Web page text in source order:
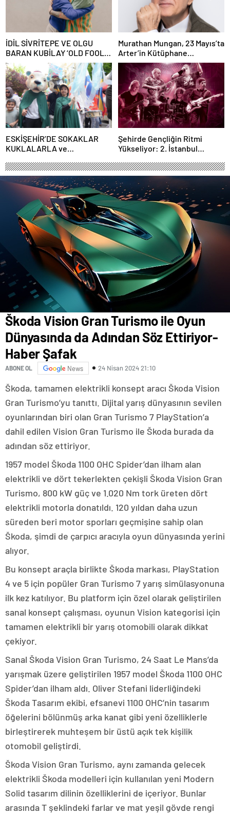
İDİL SİVRİTEPE VE OLGU
BARAN KUBİLAY ‘OLD FOOLS’
İLE TÜRSAK VAKFI İÇİN
SAHNEDE!
Murathan Mungan, 23 Mayıs’ta
Arter’in Kütüphane
Söyleşileri’ne Konuk Oluyor!
ESKİŞEHİR’DE SOKAKLAR
KUKLALARLA ve
RENKLENİYOR!
Şehirde Gençliğin Ritmi
Yükseliyor: 2. İstanbul
Mayıs’ta Kentin Dört Bir
Yanında!
Škoda Vision Gran Turismo ile Oyun
Dünyasında da Adından Söz Ettiriyor-
Haber Şafak
ABONE OL News 24 Nisan 2024 21:10
Škoda, tamamen elektrikli konsept aracı Škoda Vision
Gran Turismo’yu tanıttı. Dijital yarış dünyasının sevilen
oyunlarından biri olan Gran Turismo 7 PlayStation’a
dahil edilen Vision Gran Turismo ile Škoda burada da
adından söz ettiriyor.
1957 model Škoda 1100 OHC Spider’dan ilham alan
elektrikli ve dört tekerlekten çekişli Škoda Vision Gran
Turismo, 800 kW güç ve 1.020 Nm tork üreten dört
elektrikli motorla donatıldı. 120 yıldan daha uzun
süreden beri motor sporları geçmişine sahip olan
Škoda, şimdi de çarpıcı aracıyla oyun dünyasında yerini
alıyor.
Bu konsept araçla birlikte Škoda markası, PlayStation
4 ve 5 için popüler Gran Turismo 7 yarış simülasyonuna
ilk kez katılıyor. Bu platform için özel olarak geliştirilen
sanal konsept çalışması, oyunun Vision kategorisi için
tamamen elektrikli bir yarış otomobili olarak dikkat
çekiyor.
Sanal Škoda Vision Gran Turismo, 24 Saat Le Mans’da
yarışmak üzere geliştirilen 1957 model Škoda 1100 OHC
Spider’dan ilham aldı. Oliver Stefani liderliğindeki
Škoda Tasarım ekibi, efsanevi 1100 OHC’nin tasarım
öğelerini bölünmüş arka kanat gibi yeni özelliklerle
birleştirerek muhteşem bir üstü açık tek kişilik
otomobil geliştirdi.
Škoda Vision Gran Turismo, aynı zamanda gelecek
elektrikli Škoda modelleri için kullanılan yeni Modern
Solid tasarım dilinin özelliklerini de içeriyor. Bunlar
arasında T şeklindeki farlar ve mat yeşil gövde rengi